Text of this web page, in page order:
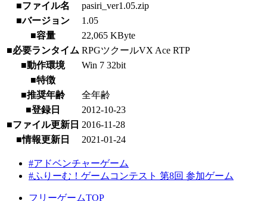
■ファイル名
pasiri_ver1.05.zip
■バージョン
1.05
■容量
22,065 KByte
■必要ランタイム RPGツクールVX Ace RTP
■動作環境
Win 7 32bit
■特徴
■推奨年齢
全年齢
■登録日
2012-10-23
■ファイル更新日 2016-11-28
■情報更新日
2021-01-24
#アドベンチャーゲーム
#ふりーむ！ゲームコンテスト 第8回 参加ゲーム
フリーゲームTOP